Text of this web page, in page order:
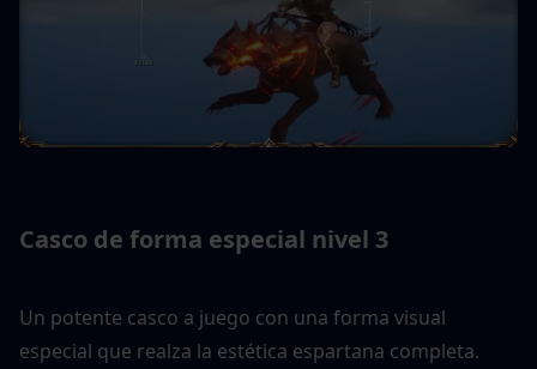
Casco de forma especial nivel 3
Un potente casco a juego con una forma visual
especial que realza la estética espartana completa.